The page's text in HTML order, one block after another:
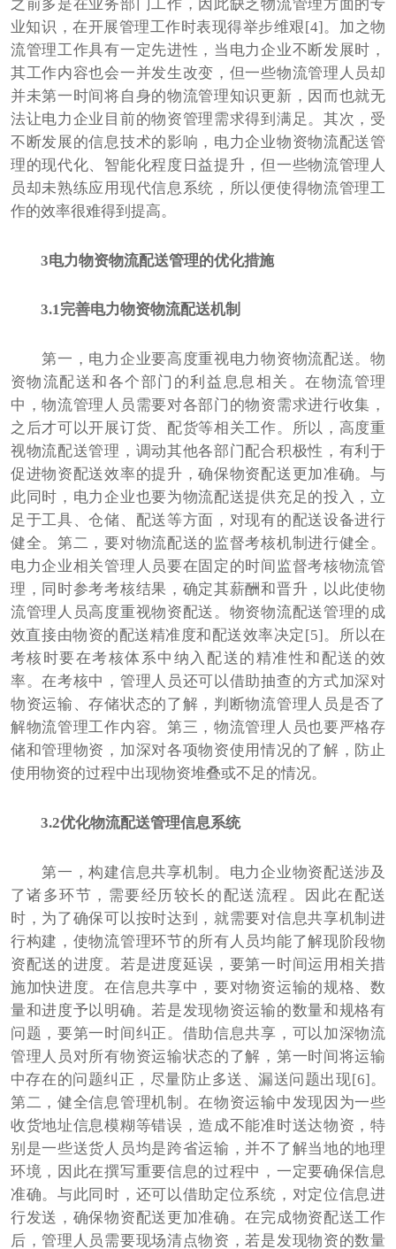
之前多是在业务部门工作，因此缺乏物流管理方面的专
业知识，在开展管理工作时表现得举步维艰[4]。加之物
流管理工作具有一定先进性，当电力企业不断发展时，
其工作内容也会一并发生改变，但一些物流管理人员却
并未第一时间将自身的物流管理知识更新，因而也就无
法让电力企业目前的物资管理需求得到满足。其次，受
不断发展的信息技术的影响，电力企业物资物流配送管
理的现代化、智能化程度日益提升，但一些物流管理人
员却未熟练应用现代信息系统，所以便使得物流管理工
作的效率很难得到提高。
3电力物资物流配送管理的优化措施
3.1完善电力物资物流配送机制
第一，电力企业要高度重视电力物资物流配送。物
资物流配送和各个部门的利益息息相关。在物流管理
中，物流管理人员需要对各部门的物资需求进行收集，
之后才可以开展订货、配货等相关工作。所以，高度重
视物流配送管理，调动其他各部门配合积极性，有利于
促进物资配送效率的提升，确保物资配送更加准确。与
此同时，电力企业也要为物流配送提供充足的投入，立
足于工具、仓储、配送等方面，对现有的配送设备进行
健全。第二，要对物流配送的监督考核机制进行健全。
电力企业相关管理人员要在固定的时间监督考核物流管
理，同时参考考核结果，确定其薪酬和晋升，以此使物
流管理人员高度重视物资配送。物资物流配送管理的成
效直接由物资的配送精准度和配送效率决定[5]。所以在
考核时要在考核体系中纳入配送的精准性和配送的效
率。在考核中，管理人员还可以借助抽查的方式加深对
物资运输、存储状态的了解，判断物流管理人员是否了
解物流管理工作内容。第三，物流管理人员也要严格存
储和管理物资，加深对各项物资使用情况的了解，防止
使用物资的过程中出现物资堆叠或不足的情况。
3.2优化物流配送管理信息系统
第一，构建信息共享机制。电力企业物资配送涉及
了诸多环节，需要经历较长的配送流程。因此在配送
时，为了确保可以按时达到，就需要对信息共享机制进
行构建，使物流管理环节的所有人员均能了解现阶段物
资配送的进度。若是进度延误，要第一时间运用相关措
施加快进度。在信息共享中，要对物资运输的规格、数
量和进度予以明确。若是发现物资运输的数量和规格有
问题，要第一时间纠正。借助信息共享，可以加深物流
管理人员对所有物资运输状态的了解，第一时间将运输
中存在的问题纠正，尽量防止多送、漏送问题出现[6]。
第二，健全信息管理机制。在物资运输中发现因为一些
收货地址信息模糊等错误，造成不能准时送达物资，特
别是一些送货人员均是跨省运输，并不了解当地的地理
环境，因此在撰写重要信息的过程中，一定要确保信息
准确。与此同时，还可以借助定位系统，对定位信息进
行发送，确保物资配送更加准确。在完成物资配送工作
后，管理人员需要现场清点物资，若是发现物资的数量